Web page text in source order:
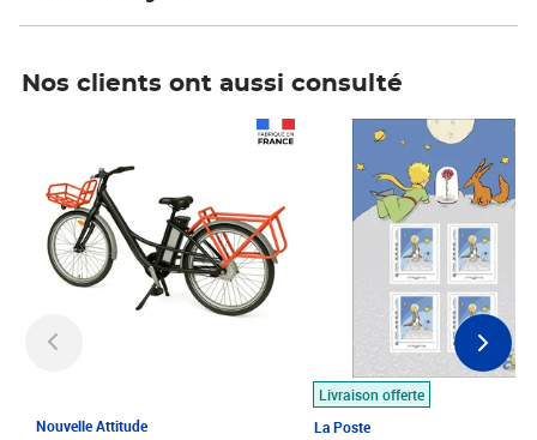
Nos clients ont aussi consulté
Nouvelle Attitude
Livraison offerte
La Poste
Prix 7,50€